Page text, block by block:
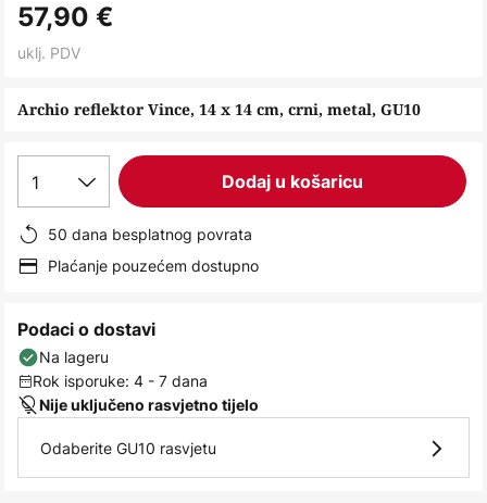
to
the
of
images
gallery
Archio reflektor Vince, 14 x 14 cm, crni, metal, GU10
57,90 €
uklj. PDV
1 Dodaj u košaricu
50 dana besplatnog povrata
Plaćanje pouzećem dostupno
Podaci o dostavi
Na lageru
Rok isporuke: 4 - 7 dana
Nije uključeno rasvjetno tijelo
Odaberite GU10 rasvjetu